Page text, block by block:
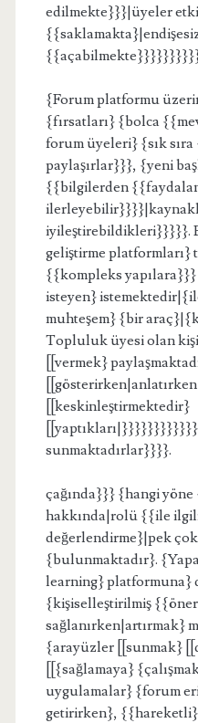
edilmekte}}}|üyeler
{Forum platformu
{fırsatları} {bolca
forum üyeleri} {sık
paylaşırlar}}}, {yeni
{{bilgilerden
iyileştirebildikleri}}}}}.
geliştirme platformları}
{{kompleks yapılara}}}
isteyen}
muhteşem} {bir
Topluluk üyesi olan
[[vermek}
[[keskinleştirmektedir}
sunmaktadırlar}}}}.
çağında}}} {hangi
hakkında|rolü {{ile
değerlendirme}|pek
{bulunmaktadır}.
learning} platformuna}
{kişiselleştirilmiş
sağlanırken|artırmak}
{arayüzler [[sunmak}
[[{sağlamaya}
uygulamalar} {forum
getirirken},